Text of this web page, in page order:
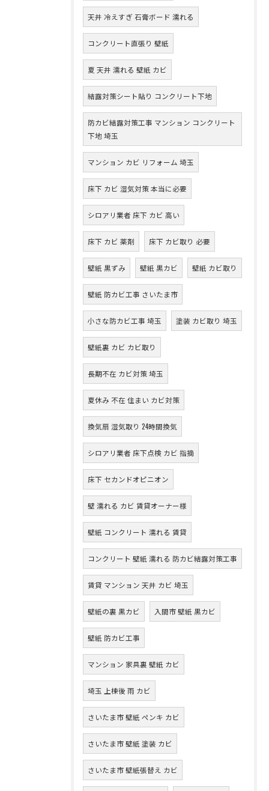
天井 冷えすぎ 石膏ボード 濡れる
コンクリート直張り 壁紙
夏 天井 濡れる 壁紙 カビ
結露対策シート貼り コンクリート下地
防カビ結露対策工事 マンション コンクリート
下地 埼玉
マンション カビ リフォーム 埼玉
床下 カビ 湿気対策 本当に必要
シロアリ業者 床下 カビ 高い
床下 カビ 薬剤 床下 カビ取り 必要
壁紙 黒ずみ 壁紙 黒カビ 壁紙 カビ取り
壁紙 防カビ工事 さいたま市
小さな防カビ工事 埼玉 塗装 カビ取り 埼玉
壁紙裏 カビ カビ取り
長期不在 カビ対策 埼玉
夏休み 不在 住まい カビ対策
換気扇 湿気取り 24時間換気
シロアリ業者 床下点検 カビ 指摘
床下 セカンドオピニオン
壁 濡れる カビ 賃貸オーナー様
壁紙 コンクリート 濡れる 賃貸
コンクリート 壁紙 濡れる 防カビ結露対策工事
賃貸 マンション 天井 カビ 埼玉
壁紙の裏 黒カビ 入間市 壁紙 黒カビ
壁紙 防カビ工事
マンション 家具裏 壁紙 カビ
埼玉 上棟後 雨 カビ
さいたま市 壁紙 ペンキ カビ
さいたま市 壁紙 塗装 カビ
さいたま市 壁紙張替え カビ